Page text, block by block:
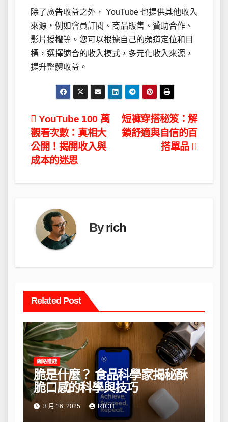
除了廣告收益之外， YouTube 也提供其他收入
來源，例如會員訂閱、商品販售、贊助合作、
影片授權等。您可以根據自己的頻道定位和目
標，選擇適合的收入模式，多元化收入來源，
提升整體收益。
文
章
導
覽
短褲穿搭秘笈：解
鎖舒適與自信的百
搭單品
YouTube 100 萬
觀看次數：真相大
公開！揭開收入與
成本的迷思
Byrich
Related Post
網路賺錢
脆是什麼？ 食品科學家揭秘酥
脆口感的科學與技巧
3 月 16, 2025 RICH